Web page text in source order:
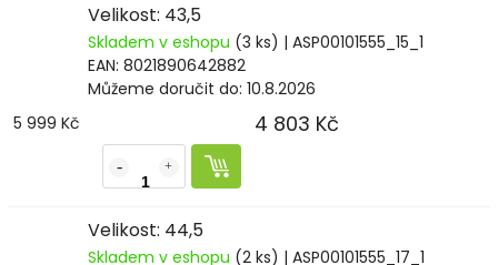
Velikost: 43,5
Skladem v eshopu (3 ks) | ASP00101555_15_1
EAN: 8021890642882
Můžeme doručit do: 10.8.2026
5 999 Kč
4 803 Kč
Velikost: 44,5
Skladem v eshopu (2 ks) | ASP00101555_17_1